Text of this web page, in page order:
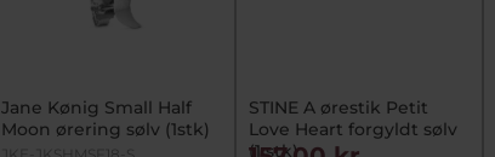
Jane Kønig Small Half
Moon ørering sølv (1stk)
STINE A ørestik Petit
Love Heart forgyldt sølv
(1 stk)